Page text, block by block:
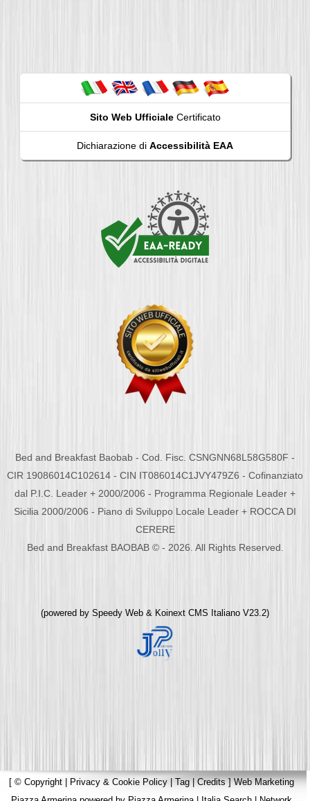
Sito Web UfficialeCertificato
Dichiarazione di Accessibilità EAA
Bed and Breakfast Baobab - Cod. Fisc. CSNGNN68L58G580F -
CIR 19086014C102614 - CIN IT086014C1JVY479Z6 - Cofinanziato
dal P.I.C. Leader + 2000/2006 - Programma Regionale Leader +
Sicilia 2000/2006 - Piano di Sviluppo Locale Leader + ROCCA DI
CERERE
Bed and Breakfast BAOBAB © - 2026. All Rights Reserved.
(powered by Speedy Web & Koinext CMS Italiano V23.2)
[ © Copyright | Privacy & Cookie Policy | Tag|Credits]Web Marketing